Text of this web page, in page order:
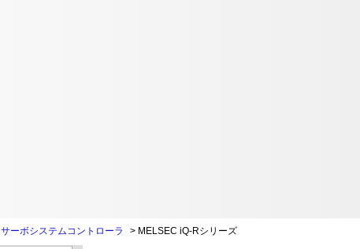
サーボシステムコントローラ > MELSEC iQ-Rシリーズ